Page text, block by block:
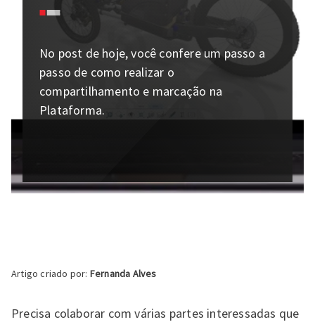
No post de hoje, você confere um passo a
passo de como realizar o
compartilhamento e marcação na
Plataforma.
Artigo criado por: Fernanda Alves
Precisa colaborar com várias partes interessadas que